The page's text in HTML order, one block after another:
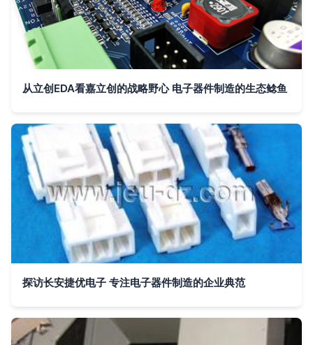
从立创EDA看嘉立创的战略野心 电子器件制造的生态鲶鱼
探访长安捷优电子 专注电子器件制造的企业典范